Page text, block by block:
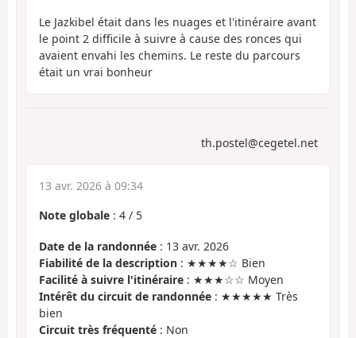
Le Jazkibel était dans les nuages et l'itinéraire avant
le point 2 difficile à suivre à cause des ronces qui
avaient envahi les chemins. Le reste du parcours
était un vrai bonheur
th.postel@cegetel.net
13 avr. 2026 à 09:34
Note globale : 4 / 5
Date de la randonnée : 13 avr. 2026
Fiabilité de la description : ★★★★☆ Bien
Facilité à suivre l'itinéraire : ★★★☆☆ Moyen
Intérêt du circuit de randonnée : ★★★★★ Très
bien
Circuit très fréquenté : Non